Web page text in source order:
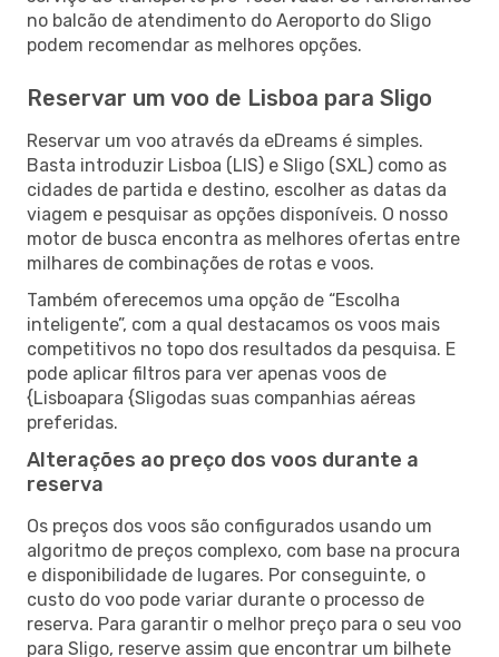
no balcão de atendimento do Aeroporto do Sligo
podem recomendar as melhores opções.
Reservar um voo de Lisboa para Sligo
Reservar um voo através da eDreams é simples.
Basta introduzir Lisboa (LIS) e Sligo (SXL) como as
cidades de partida e destino, escolher as datas da
viagem e pesquisar as opções disponíveis. O nosso
motor de busca encontra as melhores ofertas entre
milhares de combinações de rotas e voos.
Também oferecemos uma opção de “Escolha
inteligente”, com a qual destacamos os voos mais
competitivos no topo dos resultados da pesquisa. E
pode aplicar filtros para ver apenas voos de
{Lisboapara {Sligodas suas companhias aéreas
preferidas.
Alterações ao preço dos voos durante a
reserva
Os preços dos voos são configurados usando um
algoritmo de preços complexo, com base na procura
e disponibilidade de lugares. Por conseguinte, o
custo do voo pode variar durante o processo de
reserva. Para garantir o melhor preço para o seu voo
para Sligo, reserve assim que encontrar um bilhete